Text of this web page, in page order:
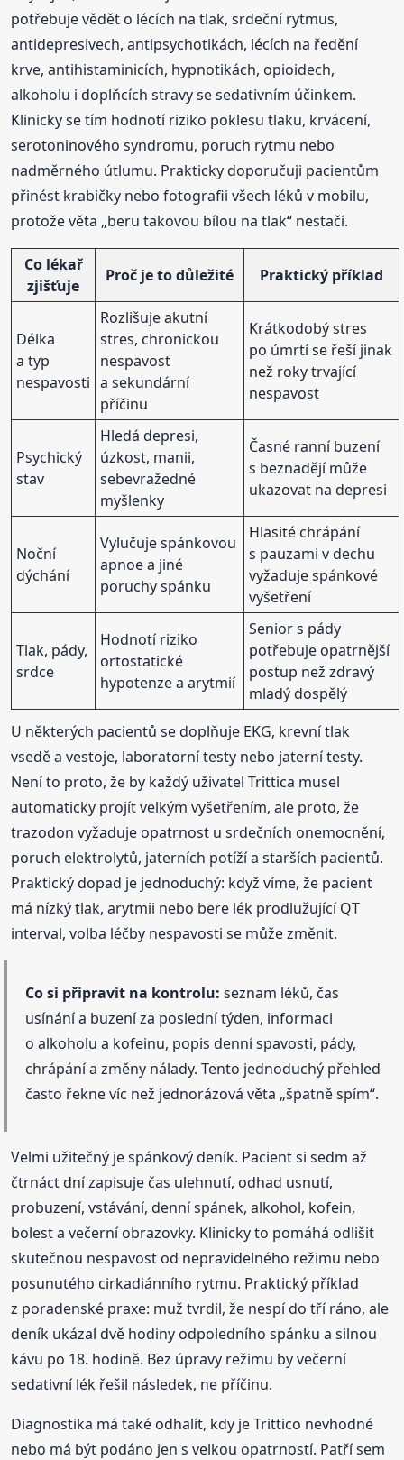
potřebuje vědět o lécích na tlak, srdeční rytmus,
antidepresivech, antipsychotikách, lécích na ředění
krve, antihistaminicích, hypnotikách, opioidech,
alkoholu i doplňcích stravy se sedativním účinkem.
Klinicky se tím hodnotí riziko poklesu tlaku, krvácení,
serotoninového syndromu, poruch rytmu nebo
nadměrného útlumu. Prakticky doporučuji pacientům
přinést krabičky nebo fotografii všech léků v mobilu,
protože věta „beru takovou bílou na tlak“ nestačí.
Co lékař
zjišťuje
Proč je to důležité Praktický příklad
Délka
a typ
nespavosti
Rozlišuje akutní
stres, chronickou
nespavost
a sekundární
příčinu
Krátkodobý stres
po úmrtí se řeší jinak
než roky trvající
nespavost
Psychický
stav
Hledá depresi,
úzkost, manii,
sebevražedné
myšlenky
Časné ranní buzení
s beznadějí může
ukazovat na depresi
Noční
dýchání
Vylučuje spánkovou
apnoe a jiné
poruchy spánku
Hlasité chrápání
s pauzami v dechu
vyžaduje spánkové
vyšetření
Tlak, pády,
srdce
Hodnotí riziko
ortostatické
hypotenze a arytmií
Senior s pády
potřebuje opatrnější
postup než zdravý
mladý dospělý
U některých pacientů se doplňuje EKG, krevní tlak
vsedě a vestoje, laboratorní testy nebo jaterní testy.
Není to proto, že by každý uživatel Trittica musel
automaticky projít velkým vyšetřením, ale proto, že
trazodon vyžaduje opatrnost u srdečních onemocnění,
poruch elektrolytů, jaterních potíží a starších pacientů.
Praktický dopad je jednoduchý: když víme, že pacient
má nízký tlak, arytmii nebo bere lék prodlužující QT
interval, volba léčby nespavosti se může změnit.
Co si připravit na kontrolu: seznam léků, čas
usínání a buzení za poslední týden, informaci
o alkoholu a kofeinu, popis denní spavosti, pády,
chrápání a změny nálady. Tento jednoduchý přehled
často řekne víc než jednorázová věta „špatně spím“.
Velmi užitečný je spánkový deník. Pacient si sedm až
čtrnáct dní zapisuje čas ulehnutí, odhad usnutí,
probuzení, vstávání, denní spánek, alkohol, kofein,
bolest a večerní obrazovky. Klinicky to pomáhá odlišit
skutečnou nespavost od nepravidelného režimu nebo
posunutého cirkadiánního rytmu. Praktický příklad
z poradenské praxe: muž tvrdil, že nespí do tří ráno, ale
deník ukázal dvě hodiny odpoledního spánku a silnou
kávu po 18. hodině. Bez úpravy režimu by večerní
sedativní lék řešil následek, ne příčinu.
Diagnostika má také odhalit, kdy je Trittico nevhodné
nebo má být podáno jen s velkou opatrností. Patří sem